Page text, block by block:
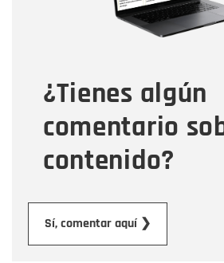
¿Tienes algún
comentario
contenido?
Sí, comentar aquí ❯
Tipo de comentario
Mensaje